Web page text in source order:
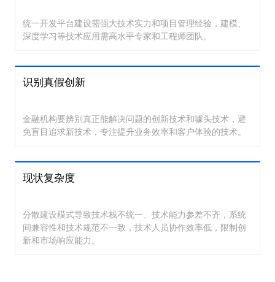
统一开发平台建设需强大技术实力和项目管理经验，建模、
深度学习等技术应用需高水平专家和工程师团队。
识别真假创新
金融机构要辨别真正能解决问题的创新技术和噱头技术，避
免盲目追求新技术，专注提升业务效率和客户体验的技术。
现状复杂度
分散建设模式导致技术栈不统一、技术能力参差不齐，系统
间兼容性和技术规范不一致，技术人员协作效率低，限制创
新和市场响应能力。